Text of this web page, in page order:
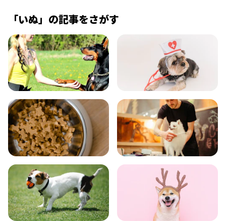
「いぬ」の記事をさがす
飼い方 健康
食事 お手入れ